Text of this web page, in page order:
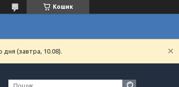
Кошик
дня (завтра, 10.08).